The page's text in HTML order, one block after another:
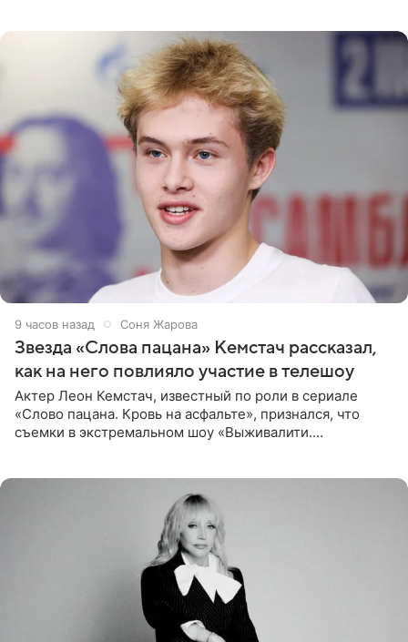
9 часов назад Соня Жарова
Звезда «Слова пацана» Кемстач рассказал,
как на него повлияло участие в телешоу
Актер Леон Кемстач, известный по роли в сериале
«Слово пацана. Кровь на асфальте», признался, что
съемки в экстремальном шоу «Выживалити.